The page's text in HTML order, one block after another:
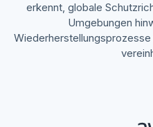
erkennt, globale
Umgebungen
Wiederherstellungsprozesse